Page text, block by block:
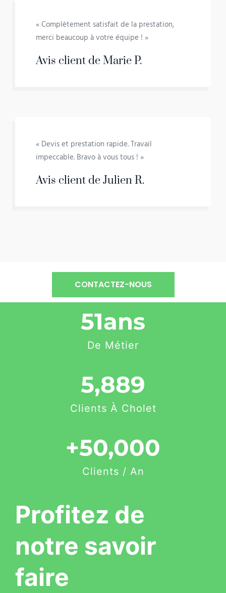
« Complètement satisfait de la prestation,
merci beaucoup à votre équipe ! »
Avis client de Marie P.
« Devis et prestation rapide. Travail
impeccable. Bravo à vous tous ! »
Avis client de Julien R.
CONTACTEZ-NOUS
De Métier
51ans
Clients À Cholet
5,889
Clients / An
+50,000
Profitez de
notre savoir
faire